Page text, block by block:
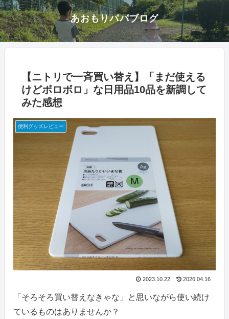
あおもりパパブログ
【ニトリで一斉買い替え】「まだ使える
けどボロボロ」な日用品10品を新調して
みた感想
便利グッズレビュー
2023.10.22 2026.04.16
「そろそろ買い替えなきゃな」と思いながら使い続け
ているものはありませんか？